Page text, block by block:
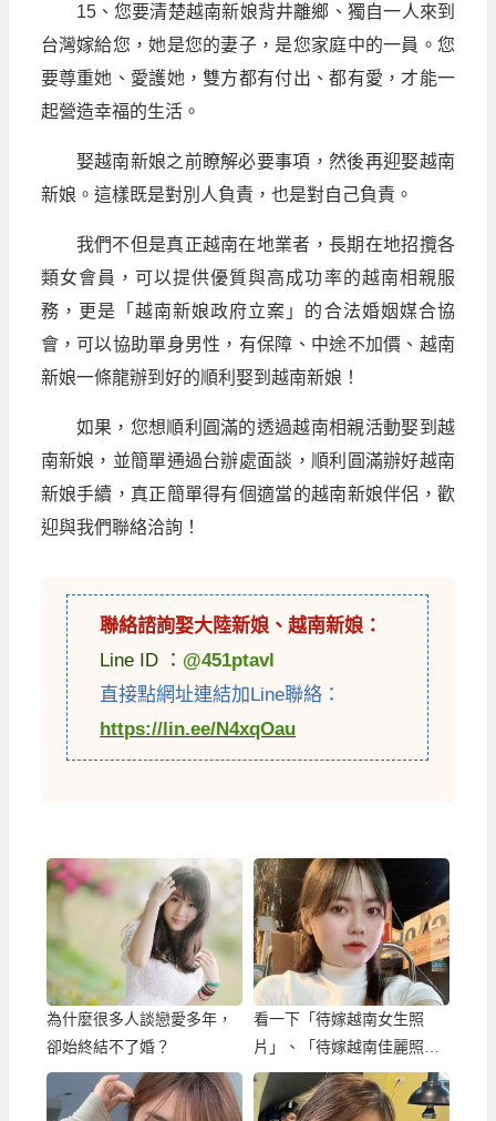
15、您要清楚越南新娘背井離鄉、獨自一人來到
台灣嫁給您，她是您的妻子，是您家庭中的一員。您
要尊重她、愛護她，雙方都有付出、都有愛，才能一
起營造幸福的生活。
娶越南新娘之前瞭解必要事項，然後再迎娶越南
新娘。這樣既是對別人負責，也是對自己負責。
我們不但是真正越南在地業者，長期在地招攬各
類女會員，可以提供優質與高成功率的越南相親服
務，更是「越南新娘政府立案」的合法婚姻媒合協
會，可以協助單身男性，有保障、中途不加價、越南
新娘一條龍辦到好的順利娶到越南新娘！
如果，您想順利圓滿的透過越南相親活動娶到越
南新娘，並簡單通過台辦處面談，順利圓滿辦好越南
新娘手續，真正簡單得有個適當的越南新娘伴侶，歡
迎與我們聯絡洽詢！
聯絡諮詢娶大陸新娘 、越南新娘 ：
Line ID ： @451ptavl
直接點網址連結加Line聯絡：
https://lin.ee/N4xqOau
為什麼很多人談戀愛多年，
卻始終結不了婚？
看一下「待嫁越南女生照
片」、「待嫁越南佳麗照
片」來先挑選漂亮越南漂亮
女生伴侶？